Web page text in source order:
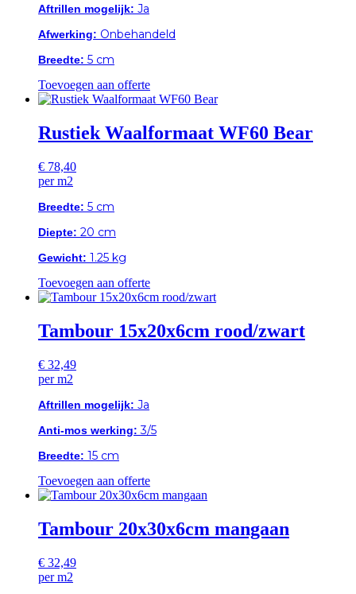
Aftrillen mogelijk: Ja
Afwerking: Onbehandeld
Breedte: 5 cm
Toevoegen aan offerte
Rustiek Waalformaat WF60 Bear
€ 78,40
per m2
Breedte: 5 cm
Diepte: 20 cm
Gewicht: 1.25 kg
Toevoegen aan offerte
Tambour 15x20x6cm rood/zwart
€ 32,49
per m2
Aftrillen mogelijk: Ja
Anti-mos werking: 3/5
Breedte: 15 cm
Toevoegen aan offerte
Tambour 20x30x6cm mangaan
€ 32,49
per m2